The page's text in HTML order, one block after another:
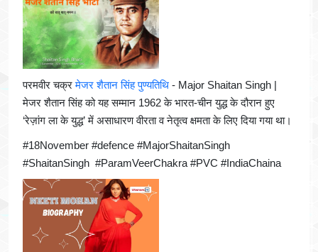
परमवीर चक्रमेजर शैतान सिंह पुण्यतिथि - Major Shaitan Singh |
मेजर शैतान सिंह को यह सम्मान 1962 के भारत-चीन युद्ध के दौरान हुए
‘रेज़ांग ला के युद्ध’ में असाधारण वीरता व नेतृत्व क्षमता के लिए दिया गया था।
#18November #defence #MajorShaitanSingh
#ShaitanSingh #ParamVeerChakra #PVC #IndiaChaina